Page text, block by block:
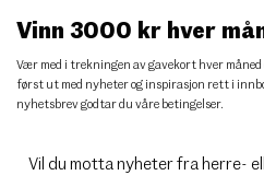
Vinn 3000 kr hver
Vær med i trekningen av gavekort hver måned
først ut med nyheter og inspirasjon rett i
nyhetsbrev godtar du våre betingelser.
Vil du motta nyheter fra herre-